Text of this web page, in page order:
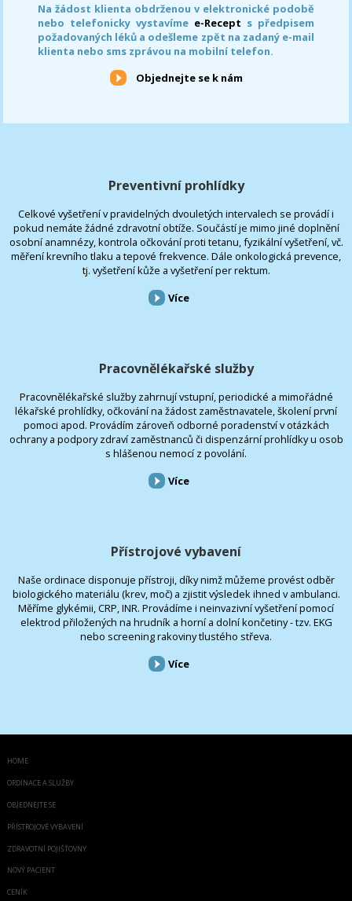
Na žádost klienta obdrženou v elektronické podobě
nebo telefonicky vystavíme e-Recept s předpisem
požadovaných léků a odešleme zpět na zadaný e-mail
klienta nebo sms zprávou na mobilní telefon.
Objednejte se k nám
Preventivní prohlídky
Celkové vyšetření v pravidelných dvouletých intervalech se provádí i
pokud nemáte žádné zdravotní obtíže. Součástí je mimo jiné doplnění
osobní anamnézy, kontrola očkování proti tetanu, fyzikální vyšetření, vč.
měření krevního tlaku a tepové frekvence. Dále onkologická prevence,
tj. vyšetření kůže a vyšetření per rektum.
Více
Pracovnělékařské služby
Pracovnělékařské služby zahrnují vstupní, periodické a mimořádné
lékařské prohlídky, očkování na žádost zaměstnavatele, školení první
pomoci apod. Provádím zároveň odborné poradenství v otázkách
ochrany a podpory zdraví zaměstnanců či dispenzární prohlídky u osob
s hlášenou nemocí z povolání.
Více
Přístrojové vybavení
Naše ordinace disponuje přístroji, díky nimž můžeme provést odběr
biologického materiálu (krev, moč) a zjistit výsledek ihned v ambulanci.
Měříme glykémii, CRP, INR. Provádíme i neinvazivní vyšetření pomocí
elektrod přiložených na hrudník a horní a dolní končetiny - tzv. EKG
nebo screening rakoviny tlustého střeva.
Více
HOME
ORDINACE A SLUŽBY
OBJEDNEJTE SE
PŘÍSTROJOVÉ VYBAVENÍ
ZDRAVOTNÍ POJIŠŤOVNY
NOVÝ PACIENT
CENÍK